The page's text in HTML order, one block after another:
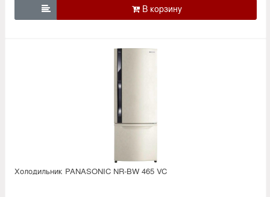

Холодильник PANASONIC NR-BW 465 VC